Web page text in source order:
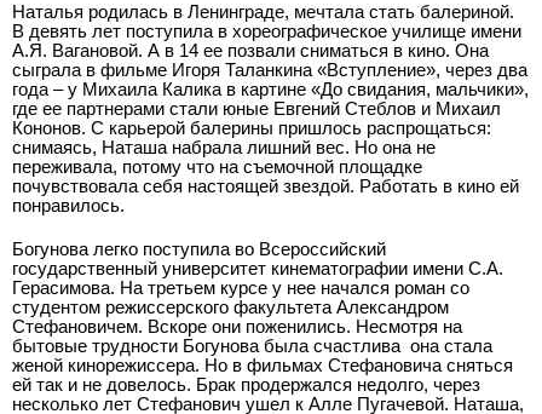
Наталья родилась в Ленинграде, мечтала стать балериной.
В девять лет поступила в хореографическое училище имени
А.Я. Вагановой. А в 14 ее позвали сниматься в кино. Она
сыграла в фильме Игоря Таланкина «Вступление», через два
года – у Михаила Калика в картине «До свидания, мальчики»,
где ее партнерами стали юные Евгений Стеблов и Михаил
Кононов. С карьерой балерины пришлось распрощаться:
снимаясь, Наташа набрала лишний вес. Но она не
переживала, потому что на съемочной площадке
почувствовала себя настоящей звездой. Работать в кино ей
понравилось.
Богунова легко поступила во Всероссийский
государственный университет кинематографии имени С.А.
Герасимова. На третьем курсе у нее начался роман со
студентом режиссерского факультета Александром
Стефановичем. Вскоре они поженились. Несмотря на
бытовые трудности Богунова была счастлива ­ она стала
женой кинорежиссера. Но в фильмах Стефановича сняться
ей так и не довелось. Брак продержался недолго, через
несколько лет Стефанович ушел к Алле Пугачевой. Наташа,